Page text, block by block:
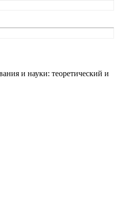
и науки: теоретический и